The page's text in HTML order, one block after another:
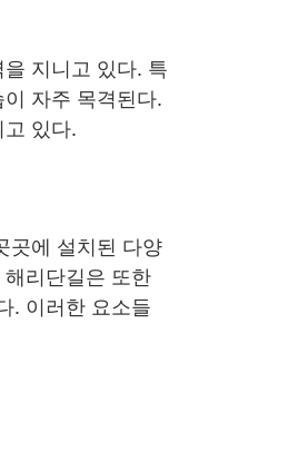
지니고 있다. 특
자주 목격된다.
있다.
곳에 설치된 다양
리단길은 또한
. 이러한 요소들